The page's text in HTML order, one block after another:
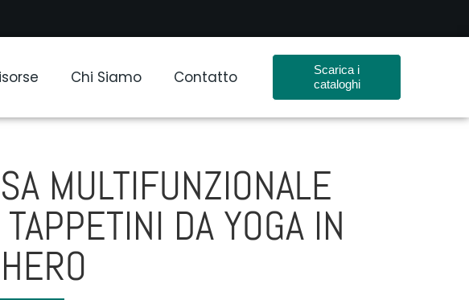
Chi Siamo Contatto
Scarica i
cataloghi
MULTIFUNZIONALE
DA YOGA IN